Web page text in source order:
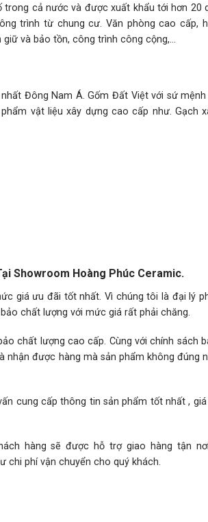
trong cả nước và được xuất khẩu tới hơn 20
trình từ chung cư. Văn phòng cao cấp,
và bảo tồn, công trình công cộng,…
Đông Nam Á. Gốm Đất Việt với sứ
vật liệu xây dựng cao cấp như. Gạch
Showroom Hoàng Phúc Ceramic.
giá ưu đãi tốt nhất. Vì chúng tôi là đại lý
chất lượng với mức giá rất phải chăng.
chất lượng cao cấp. Cùng với chính sách
nhận được hàng mà sản phẩm không đúng
cung cấp thông tin sản phẩm tốt nhất ,
hàng sẽ được hỗ trợ giao hàng tận
chi phí vận chuyển cho quý khách.